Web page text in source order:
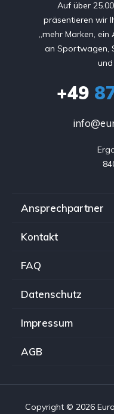
Auf über
präsentieren wir
„mehr Marken,
an Sportwagen,
+49
Ansprechpartner
Kontakt
FAQ
Datenschutz
Impressum
AGB
Copyright © 2026